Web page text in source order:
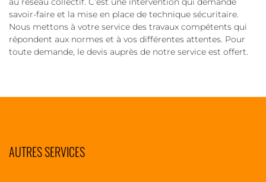
savoir-faire et la mise en place de technique sécuritaire.
Nous mettons à votre service des travaux compétents qui
répondent aux normes et à vos différentes attentes. Pour
toute demande, le devis auprès de notre service est offert.
AUTRES SERVICES